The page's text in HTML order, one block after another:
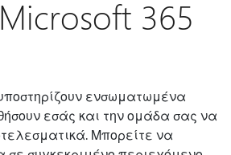
365
ενσωματωμένα
εσάς και την ομάδα σας να
Μπορείτε να